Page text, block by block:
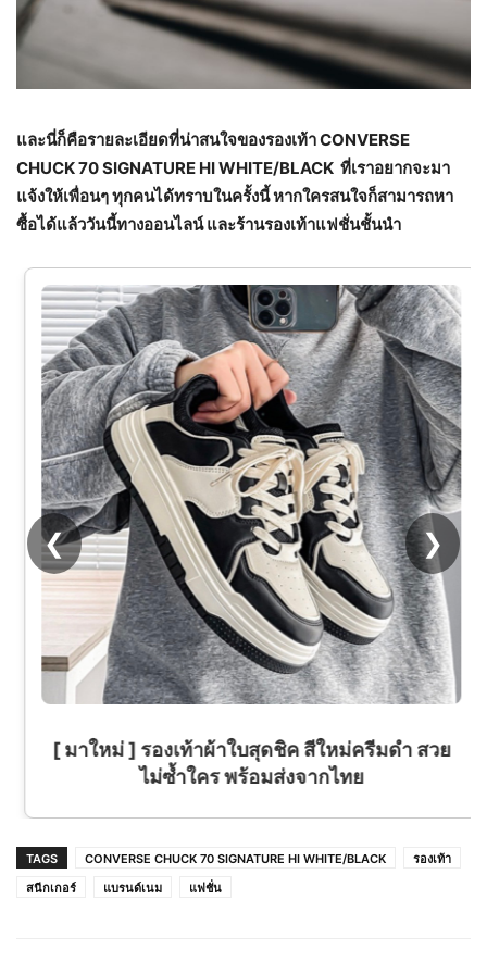
และนี่ก็คือรายละเอียดที่น่าสนใจของรองเท้า CONVERSE
CHUCK 70 SIGNATURE HI WHITE/BLACK ที่เราอยากจะมา
แจ้งให้เพื่อนๆ ทุกคนได้ทราบในครั้งนี้ หากใครสนใจก็สามารถหา
ซื้อได้แล้ววันนี้ทางออนไลน์ และร้านรองเท้าแฟชั่นชั้นนำ
[ มาใหม่ ] รองเท้าผ้าใบสุดชิค สีใหม่ครีมดำ สวย
ไม่ซ้ำใคร พร้อมส่งจากไทย
❮ ❯
TAGS CONVERSE CHUCK 70 SIGNATURE HI WHITE/BLACK
รองเท้า
สนีกเกอร์
แบรนด์เนม แฟชั่น